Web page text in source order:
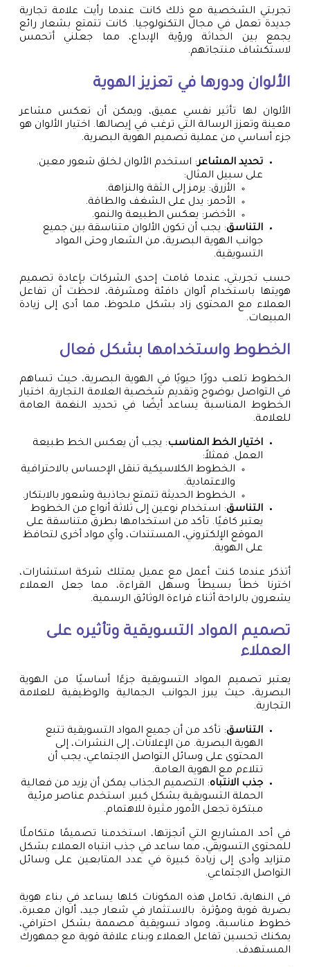
تجربتي الشخصية مع ذلك كانت عندما رأيت علامة تجارية
جديدة تعمل في مجال التكنولوجيا. كانت تتمتع بشعار رائع
يجمع بين الحداثة ورؤية الإبداع، مما جعلني أتحمس
لاستكشاف منتجاتهم.
الألوان ودورها في تعزيز الهوية
الألوان لها تأثير نفسي عميق، ويمكن أن تعكس مشاعر
معينة وتعزز الرسالة التي ترغب في إيصالها. اختيار الألوان هو
جزء أساسي من عملية تصميم الهوية البصرية.
تحديد المشاعر: استخدم الألوان لخلق شعور معين.
على سبيل المثال:
الأزرق: يرمز إلى الثقة والنزاهة.
الأحمر: يدل على الشغف والطاقة.
الأخضر: يعكس الطبيعة والنمو.
التناسق: يجب أن تكون الألوان متناسقة بين جميع
جوانب الهوية البصرية، من الشعار وحتى المواد
التسويقية.
حسب تجربتي، عندما قامت إحدى الشركات بإعادة تصميم
هويتها باستخدام ألوان دافئة ومشرقة، لاحظت أن تفاعل
العملاء مع المحتوى زاد بشكل ملحوظ، مما أدى إلى زيادة
المبيعات.
الخطوط واستخدامها بشكل فعال
الخطوط تلعب دورًا حيويًا في الهوية البصرية، حيث تساهم
في التواصل بوضوح وتقديم شخصية العلامة التجارية. اختيار
الخطوط المناسبة يساعد أيضًا في تحديد النغمة العامة
للعلامة.
اختيار الخط المناسب: يجب أن يعكس الخط طبيعة
العمل. فمثلاً:
الخطوط الكلاسيكية تنقل الإحساس بالاحترافية
والاعتمادية.
الخطوط الحديثة تتمتع بجاذبية وشعور بالابتكار.
التناسق: استخدام نوعين إلى ثلاثة أنواع من الخطوط
يعتبر كافيًا. تأكد من استخدامها بطرق متناسقة على
الموقع الإلكتروني، المستندات، وأي مواد أخرى لتحافظ
على الهوية.
أتذكر عندما كنت أعمل مع عميل يمتلك شركة استشارات،
اخترنا خطاً بسيطاً وسهل القراءة، مما جعل العملاء
يشعرون بالراحة أثناء قراءة الوثائق الرسمية.
تصميم المواد التسويقية وتأثيره على
العملاء
يعتبر تصميم المواد التسويقية جزءًا أساسيًا من الهوية
البصرية، حيث يبرز الجوانب الجمالية والوظيفية للعلامة
التجارية.
التناسق: تأكد من أن جميع المواد التسويقية تتبع
الهوية البصرية. من الإعلانات، إلى النشرات، إلى
المحتوى على وسائل التواصل الاجتماعي، يجب أن
تتلاءم مع الهوية العامة.
جذب الانتباه: التصميم الجذاب يمكن أن يزيد من فعالية
الحملة التسويقية بشكل كبير. استخدم عناصر مرئية
مبتكرة تجعل الأمور مثيرة للاهتمام.
في أحد المشاريع التي أنجزتها، استخدمنا تصميمًا متكاملًا
للمحتوى التسويقي، مما ساعد في جذب انتباه العملاء بشكل
متزايد وأدى إلى زيادة كبيرة في عدد المتابعين على وسائل
التواصل الاجتماعي.
في النهاية، تكامل هذه المكونات كلها يساعد في بناء هوية
بصرية قوية ومؤثرة. بالاستثمار في شعار جيد، ألوان معبرة،
خطوط مناسبة، ومواد تسويقية مصممة بشكل احترافي،
يمكنك تحسين تفاعل العملاء وبناء علاقة قوية مع جمهورك
المستهدف.